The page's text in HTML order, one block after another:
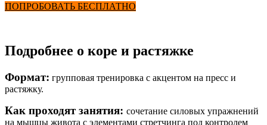
ПОПРОБОВАТЬ БЕСПЛАТНО
Подробнее о коре и растяжке
Формат: групповая тренировка с акцентом на пресс и
растяжку.
Как проходят занятия: сочетание силовых упражнений
на мышцы живота с элементами стретчинга под контролем